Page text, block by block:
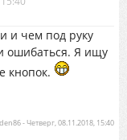
и чем под руку
ошибаться. Я ищу
кнопок.
-Четверг, 08.11.2018, 15:40